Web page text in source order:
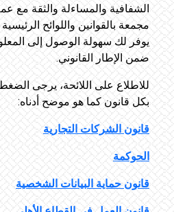
الشفافية والمساءلة والثقة مع
مجمعة بالقوانين واللوائح
يوفر لك سهولة الوصول إلى
ضمن الإطار القانوني.
للاطلاع على اللائحة، يرجى
بكل قانون كما هو موضح أدناه:
قانون الشركات التجارية
الحوكمة
قانون حماية البيانات الشخصية